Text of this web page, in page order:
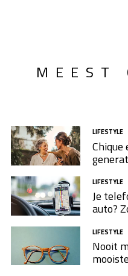
MEEST
LIFESTYLE
Chique
LIFESTYLE
Je
auto?
LIFESTYLE
Nooit